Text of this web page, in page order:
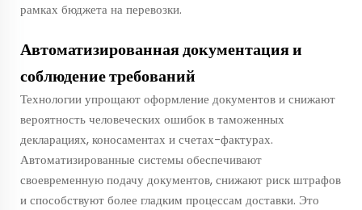
рамках бюджета на перевозки.
Автоматизированная документация и
соблюдение требований
Технологии упрощают оформление документов и снижают
вероятность человеческих ошибок в таможенных
декларациях, коносаментах и счетах-фактурах.
Автоматизированные системы обеспечивают
своевременную подачу документов, снижают риск штрафов
и способствуют более гладким процессам доставки. Это